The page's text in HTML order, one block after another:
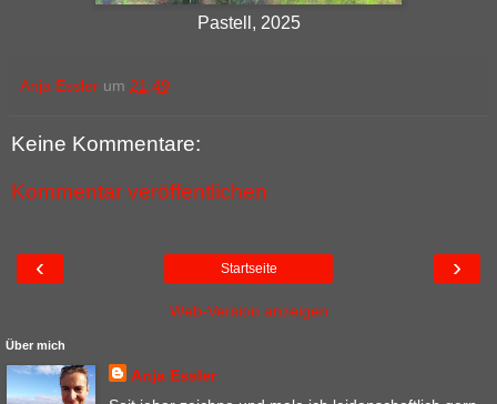
Pastell, 2025
Anja Essler um 21:49
Keine Kommentare:
Kommentar veröffentlichen
‹ ›
Startseite
Web-Version anzeigen
Über mich
Anja Essler